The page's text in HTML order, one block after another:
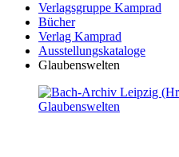
Verlagsgruppe Kamprad
Bücher
Verlag Kamprad
Ausstellungskataloge
Glaubenswelten